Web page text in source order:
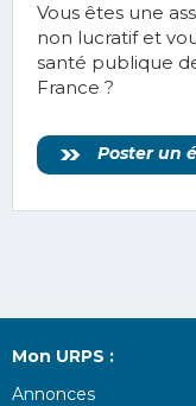
Vous êtes une
non lucratif et
santé publique
France ?
Poster un
Mon URPS :
Annonces